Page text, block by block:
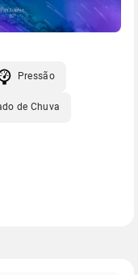
Pressão
de Chuva